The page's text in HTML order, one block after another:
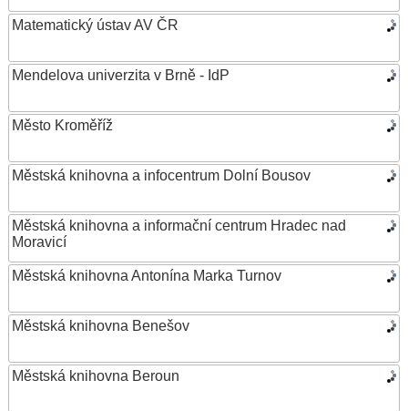
Matematický ústav AV ČR
Mendelova univerzita v Brně - IdP
Město Kroměříž
Městská knihovna a infocentrum Dolní Bousov
Městská knihovna a informační centrum Hradec nad
Moravicí
Městská knihovna Antonína Marka Turnov
Městská knihovna Benešov
Městská knihovna Beroun